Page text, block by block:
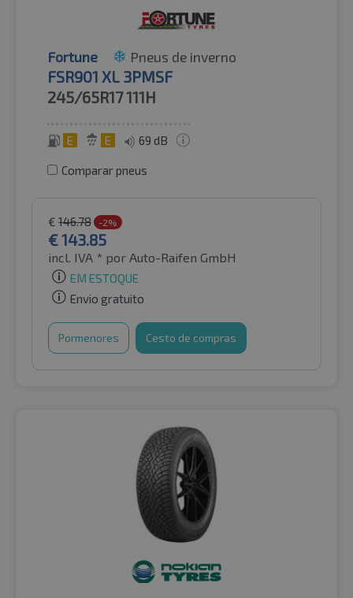
Fortune Pneus de inverno
FSR901 XL 3PMSF
245/65R17111H
E E 69 dB
Comparar pneus
€ 146.78 -2%
€143.85
incl. IVA * por Auto-Raifen GmbH
EM ESTOQUE
Envio gratuito
Pormenores Cesto de compras